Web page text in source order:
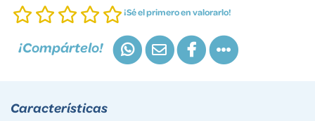
¡Sé el primero en valorarlo!
¡Compártelo!
Características